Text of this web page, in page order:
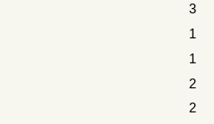
3
1
1
2
2